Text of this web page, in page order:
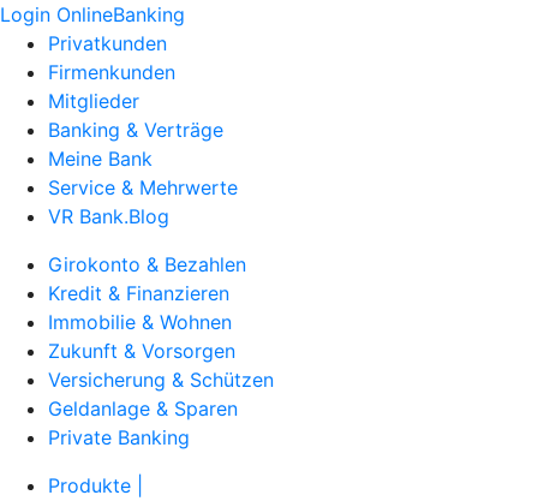
Login OnlineBanking
Privatkunden
Firmenkunden
Mitglieder
Banking & Verträge
Meine Bank
Service & Mehrwerte
VR Bank.Blog
Girokonto & Bezahlen
Kredit & Finanzieren
Immobilie & Wohnen
Zukunft & Vorsorgen
Versicherung & Schützen
Geldanlage & Sparen
Private Banking
Produkte |